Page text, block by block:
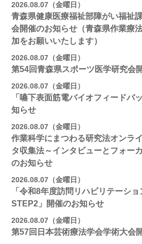
2026.08.07（金曜日）
青森県健康医療福祉部障がい福祉
会開催のお知らせ（青森県作業療
加をお願いいたします）
2026.08.07（金曜日）
第54回青森県スポーツ医学研究会
2026.08.07（金曜日）
「嚥下表面筋電バイオフィードバ
知らせ
2026.08.07（金曜日）
作業科学にまつわる研究法オンラ
タ収集法～インタビューとフォー
のお知らせ
2026.08.07（金曜日）
「令和8年度訪問リハビリテーシ
STEP2」開催のお知らせ
2026.08.07（金曜日）
第57回日本芸術療法学会学術大会